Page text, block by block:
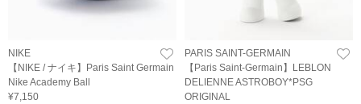
NIKE
【NIKE / ナイキ】Paris Saint Germain
Nike Academy Ball
¥7,150
PARIS SAINT-GERMAIN
【Paris Saint-Germain】LEBLON
DELIENNE ASTROBOY*PSG
ORIGINAL